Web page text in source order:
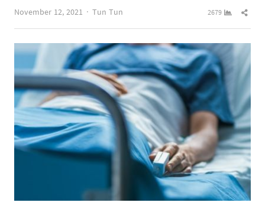
November 12, 2021
Author
Tun Tun 2679